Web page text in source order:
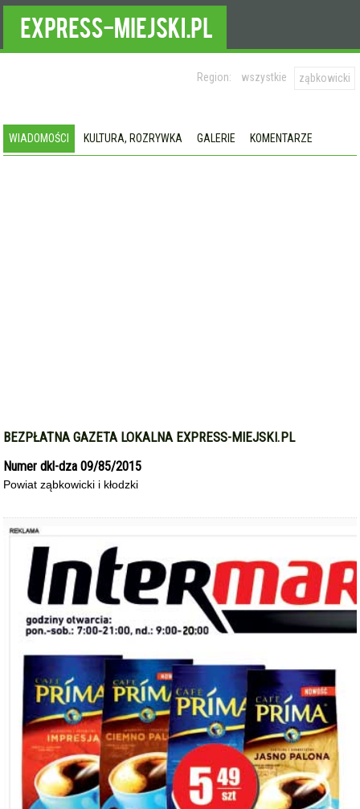
Region: wszystkie ząbkowicki
WIADOMOŚCI KULTURA, ROZRYWKA GALERIE KOMENTARZE
BEZPŁATNA GAZETA LOKALNA EXPRESS-MIEJSKI.PL
Numer dkl-dza 09/85/2015
Powiat ząbkowicki i kłodzki